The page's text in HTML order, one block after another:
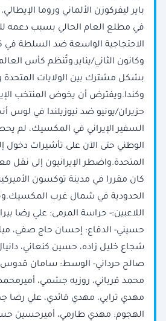
باير ليفركوزن الألماني وروما
في مطلع العام الحالي بسبب دعمه
الاحتجاجية الواسعة ضد السلطة في
بشكل مشترك بين الولايات
حزيران/يونيو ضد نيوزيلندا في
السفير الإيراني في المكسيك، لم
الوطني حتى الآن على تأشيرات دخول
المتحدة.واضطر الإيرانيون إلى نقل
كان مقررا في مدينة توكسون
الحدودية في شمال غرب
اللاعبين:- حراسة المرمى: علي رضا
حسيني- الدفاع: إحسان حاج صفي،
شجاع خليل زاده، حسين كنعاني،
صالح حرداني- الوسط: سامان
محمد قرباني، روزبه جشمي،
مهدي ترابي، مهدي قائدي، علي رضا
الهجوم: مهدي طارمي، أميرحسين